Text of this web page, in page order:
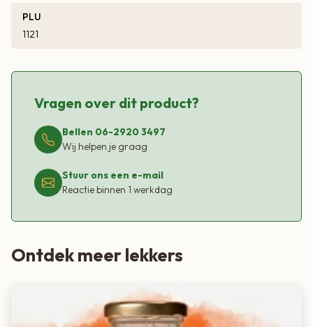
PLU
1121
Vragen over dit product?
Bellen 06-2920 3497
Wij helpen je graag
Stuur ons een e-mail
Reactie binnen 1 werkdag
Ontdek meer lekkers